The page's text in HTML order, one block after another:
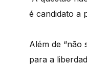
é candidato a
Além de “não
para a